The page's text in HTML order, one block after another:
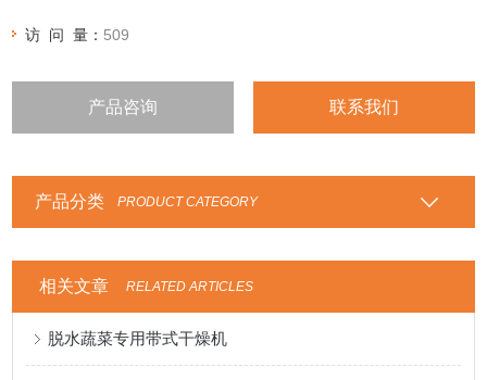
访 问 量： 509
产品咨询 联系我们
产品分类 PRODUCT CATEGORY
相关文章 RELATED ARTICLES
脱水蔬菜专用带式干燥机